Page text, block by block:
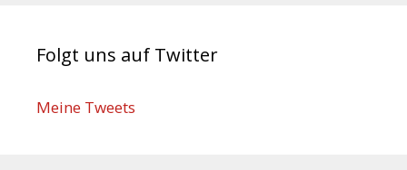
Folgt uns auf Twitter
Meine Tweets